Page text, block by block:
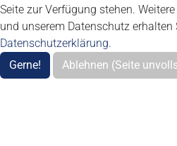
Seite zur Verfügung stehen.
und unserem Datenschutz erhalten
Datenschutzerklärung.
Gerne!
Ablehnen (Seite